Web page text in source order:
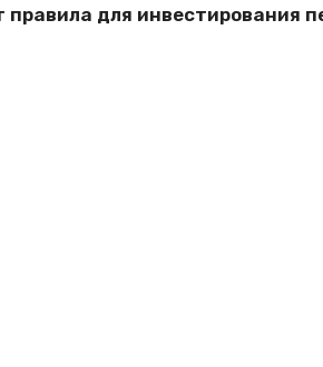
правила для инвестирования